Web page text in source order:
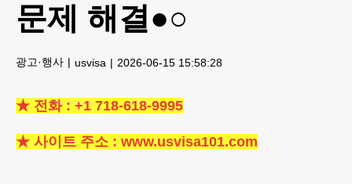
문제 해결●○
광고·행사 usvisa 2026-06-15 15:58:28
★ 전화 : +1 718-618-9995
★ 사이트 주소 : www.usvisa101.com